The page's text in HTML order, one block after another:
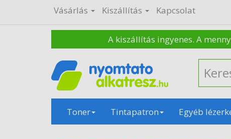
Vásárlás Kiszállítás Kapcsolat
A kiszállítás ingyenes. A
Toner Tintapatron Egyéb